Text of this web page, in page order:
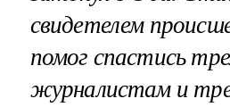
свидетелем
помог спастись
журналистам и